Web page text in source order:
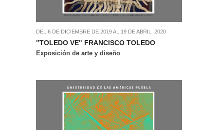
DEL 6 DE DICIEMBRE DE 2019 AL 19 DE ABRIL, 2020
"TOLEDO VE" FRANCISCO TOLEDO
Exposición de arte y diseño